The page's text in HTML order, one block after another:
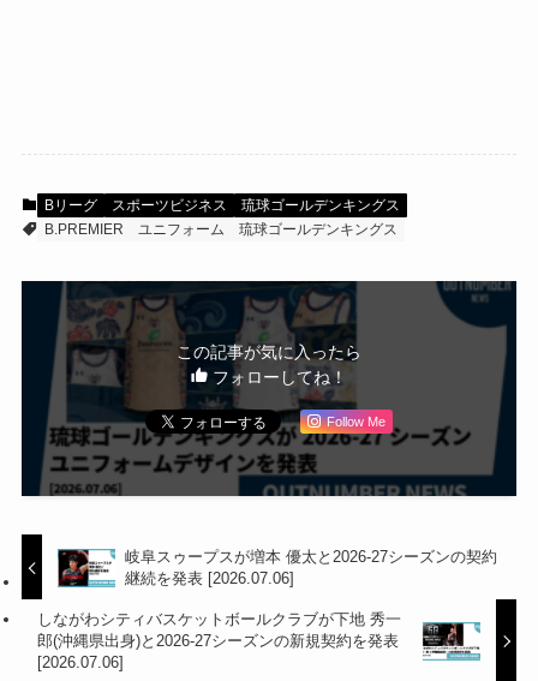
Bリーグ スポーツビジネス
琉球ゴールデンキングス
B.PREMIER
ユニフォーム 琉球ゴールデンキングス
この記事が気に入ったら
フォローしてね！
Follow Me
岐阜スゥープスが増本 優太と2026-27シーズンの契約
継続を発表 [2026.07.06]
しながわシティバスケットボールクラブが下地 秀一
郎(沖縄県出身)と2026-27シーズンの新規契約を発表
[2026.07.06]